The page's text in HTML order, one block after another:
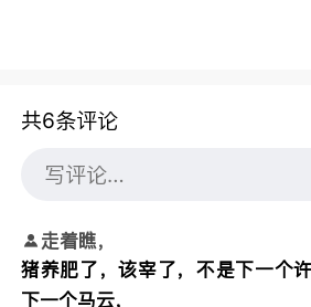
共6条评论
走着瞧，
猪养肥了，该宰了，不是下一个
下一个马云，